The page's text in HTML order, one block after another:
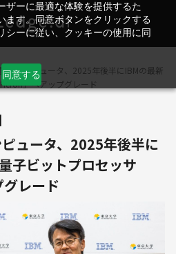
ザーに最適な体験を提供するた
ます。同意ボタンをクリックする
シーに従い、クッキーの使用に同
同意する
子コンピュータ、2025年後半にIBMの最新
」へアップグレード
ュータ、2025年後半に
子ビットプロセッサ
レード